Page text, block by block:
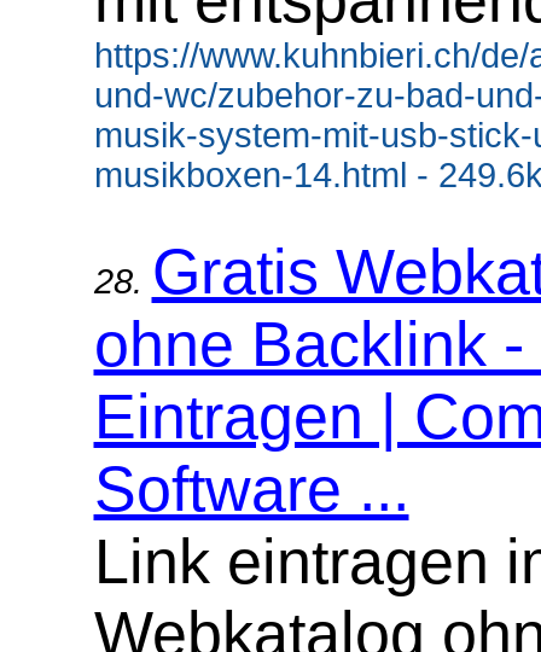
https://www.kuhnbieri.ch/
und-wc/zubehor-zu-bad-
musik-system-mit-usb-stick-
musikboxen-14.html -
28. Gratis
ohne Backlink
Eintragen |
Software ...
Link eintragen
Webkatalog